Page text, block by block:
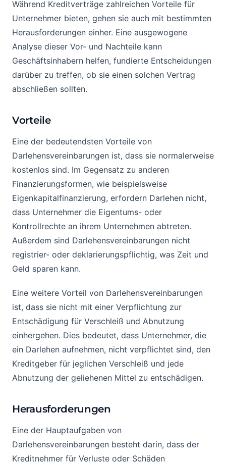
Während Kreditverträge zahlreichen Vorteile für
Unternehmer bieten, gehen sie auch mit bestimmten
Herausforderungen einher. Eine ausgewogene
Analyse dieser Vor- und Nachteile kann
Geschäftsinhabern helfen, fundierte Entscheidungen
darüber zu treffen, ob sie einen solchen Vertrag
abschließen sollten.
Vorteile
Eine der bedeutendsten Vorteile von
Darlehensvereinbarungen ist, dass sie normalerweise
kostenlos sind. Im Gegensatz zu anderen
Finanzierungsformen, wie beispielsweise
Eigenkapitalfinanzierung, erfordern Darlehen nicht,
dass Unternehmer die Eigentums- oder
Kontrollrechte an ihrem Unternehmen abtreten.
Außerdem sind Darlehensvereinbarungen nicht
registrier- oder deklarierungspflichtig, was Zeit und
Geld sparen kann.
Eine weitere Vorteil von Darlehensvereinbarungen
ist, dass sie nicht mit einer Verpflichtung zur
Entschädigung für Verschleiß und Abnutzung
einhergehen. Dies bedeutet, dass Unternehmer, die
ein Darlehen aufnehmen, nicht verpflichtet sind, den
Kreditgeber für jeglichen Verschleiß und jede
Abnutzung der geliehenen Mittel zu entschädigen.
Herausforderungen
Eine der Hauptaufgaben von
Darlehensvereinbarungen besteht darin, dass der
Kreditnehmer für Verluste oder Schäden